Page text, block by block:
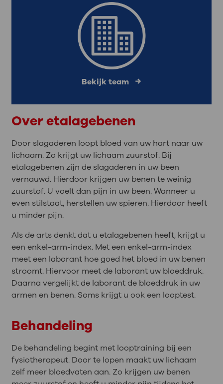
Bekijk team
Over etalagebenen
Door slagaderen loopt bloed van uw hart naar uw
lichaam. Zo krijgt uw lichaam zuurstof. Bij
etalagebenen zijn de slagaderen in uw been
vernauwd. Hierdoor krijgen uw benen te weinig
zuurstof. U voelt dan pijn in uw been. Wanneer u
even stilstaat, herstellen uw spieren. Hierdoor heeft
u minder pijn.
Als de arts denkt dat u etalagebenen heeft, krijgt u
een enkel-arm-index. Met een enkel-arm-index
meet een laborant hoe goed het bloed in uw benen
stroomt. Hiervoor meet de laborant uw bloeddruk.
Daarna vergelijkt de laborant de bloeddruk in uw
armen en benen. Soms krijgt u ook een looptest.
Behandeling
De behandeling begint met looptraining bij een
fysiotherapeut. Door te lopen maakt uw lichaam
zelf meer bloedvaten aan. Zo krijgen uw benen